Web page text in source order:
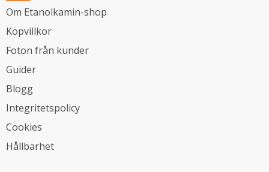
Om Etanolkamin-shop
Köpvillkor
Foton från kunder
Guider
Blogg
Integritetspolicy
Cookies
Hållbarhet